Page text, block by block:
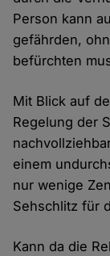
Person kann
gefährden,
befürchten
Mit Blick auf
Regelung der
einem
nur wenige
Sehschlitz für
Kann da die